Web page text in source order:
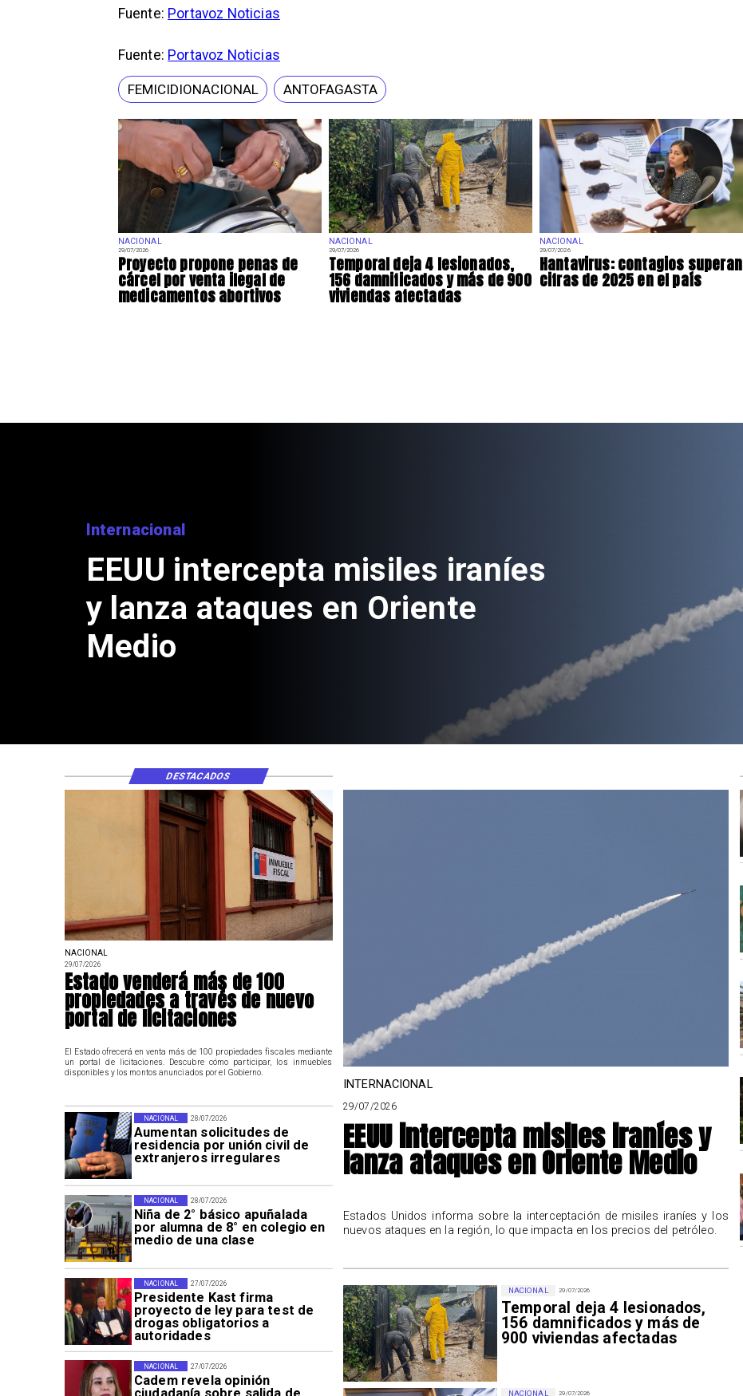
NACIONAL
29/07/2026
Proyecto propone penas de
cárcel por venta ilegal de
medicamentos abortivos
NACIONAL
29/07/2026
Temporal deja 4 lesionados,
156 damnificados y más de 900
viviendas afectadas
NACIONAL
29/07/2026
Hantavirus: contagios superan
cifras de 2025 en el país
Fuente: Portavoz Noticias
Fuente: Portavoz Noticias
FEMICIDIONACIONAL ANTOFAGASTA
Internacional
EEUU intercepta misiles iraníes
y lanza ataques en Oriente
Medio
28/07/2026
Aumentan solicitudes de
residencia por unión civil de
extranjeros irregulares
NACIONAL
28/07/2026
Niña de 2° básico apuñalada
por alumna de 8° en colegio en
medio de una clase
NACIONAL
27/07/2026
Presidente Kast firma
proyecto de ley para test de
drogas obligatorios a
autoridades
NACIONAL
27/07/2026
Cadem revela opinión
ciudadanía sobre salida de
NACIONAL
29/07/2026
Temporal deja 4 lesionados,
156 damnificados y más de
900 viviendas afectadas
NACIONAL
29/07/2026
NACIONAL
NACIONAL
29/07/2026
Estado venderá más de 100
propiedades a través de nuevo
portal de licitaciones
El Estado ofrecerá en venta más de 100 propiedades fiscales mediante
un portal de licitaciones. Descubre cómo participar, los inmuebles
disponibles y los montos anunciados por el Gobierno.
INTERNACIONAL
29/07/2026
EEUU intercepta misiles iraníes y
lanza ataques en Oriente Medio
Estados Unidos informa sobre la interceptación de misiles iraníes y los
nuevos ataques en la región, lo que impacta en los precios del petróleo.
DESTACADOS